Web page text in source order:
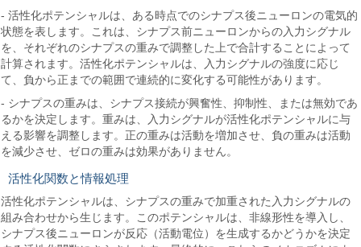
- 活性化ポテンシャルは、ある時点でのシナプス後ニューロンの電気的
状態を表します。これは、シナプス前ニューロンからの入力シグナル
を、それぞれのシナプスの重みで調整した上で合計することによって
計算されます。活性化ポテンシャルは、入力シグナルの強度に応じ
て、負から正までの範囲で連続的に変化する可能性があります。
- シナプスの重みは、シナプス接続が興奮性、抑制性、または無効であ
るかを決定します。重みは、入力シグナルが活性化ポテンシャルに与
える影響を調整します。正の重みは活動を増加させ、負の重みは活動
を減少させ、ゼロの重みは効果がありません。
活性化関数と情報処理
活性化ポテンシャルは、シナプスの重みで加重された入力シグナルの
組み合わせから生じます。このポテンシャルは、非線形性を導入し、
シナプス後ニューロンが反応（活動電位）を生成するかどうかを決定